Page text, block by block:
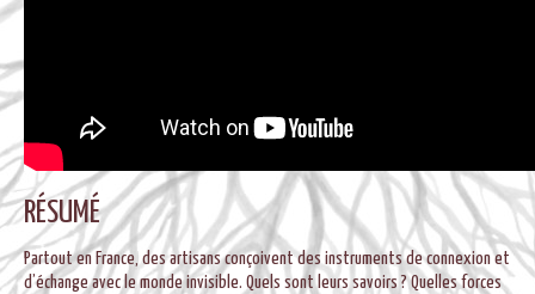
RÉSUMÉ
Partout en France, des artisans conçoivent des instruments de connexion et
d’échange avec le monde invisible. Quels sont leurs savoirs ? Quelles forces